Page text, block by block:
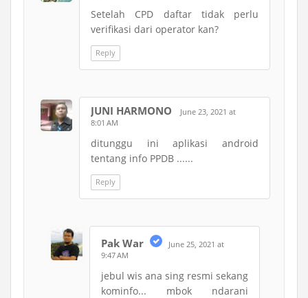
Setelah CPD daftar tidak perlu
verifikasi dari operator kan?
Reply
JUNI HARMONO
June 23, 2021 at
8:01 AM
ditunggu ini aplikasi android
tentang info PPDB ......
Reply
Pak War
June 25, 2021 at
9:47 AM
jebul wis ana sing resmi sekang
kominfo... mbok ndarani